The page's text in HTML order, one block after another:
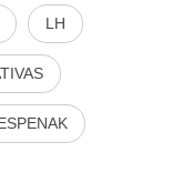
LH